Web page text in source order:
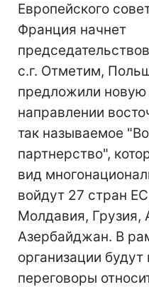
Европейского
Франция начнет
с.г. Отметим,
предложили новую
направлении
так называемое
партнерство",
вид
войдут 27 стран
Молдавия, Грузия,
Азербайджан. В
организации будут
переговоры